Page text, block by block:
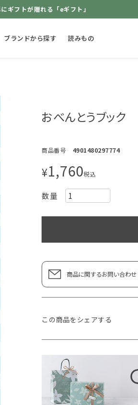
ギフトが贈れる「eギフト」
ブランドから探す 読みもの
おべんとうブック
商品番号 4901480297774
¥1,760税込
商品に関するお問い合わせ
この商品をシェアする